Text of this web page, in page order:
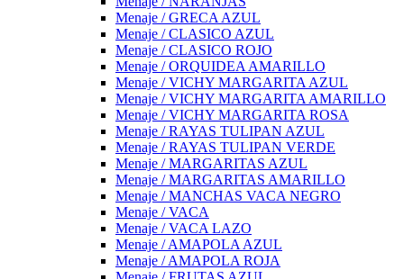
Menaje / GRECA AZUL
Menaje / CLASICO AZUL
Menaje / CLASICO ROJO
Menaje / ORQUIDEA AMARILLO
Menaje / VICHY MARGARITA AZUL
Menaje / VICHY MARGARITA AMARILLO
Menaje / VICHY MARGARITA ROSA
Menaje / RAYAS TULIPAN AZUL
Menaje / RAYAS TULIPAN VERDE
Menaje / MARGARITAS AZUL
Menaje / MARGARITAS AMARILLO
Menaje / MANCHAS VACA NEGRO
Menaje / VACA
Menaje / VACA LAZO
Menaje / AMAPOLA AZUL
Menaje / AMAPOLA ROJA